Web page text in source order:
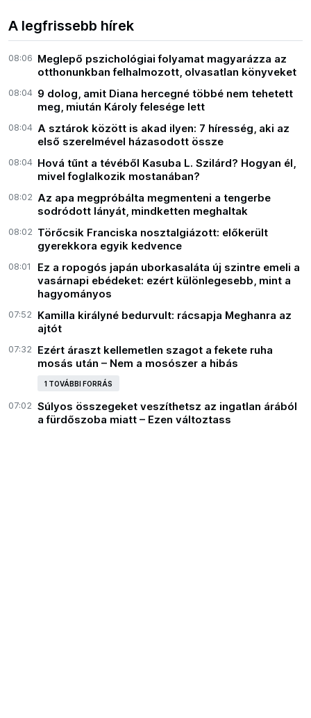
A legfrissebb hírek
08:06 Meglepő pszichológiai folyamat magyarázza az
otthonunkban felhalmozott, olvasatlan könyveket
08:04 9 dolog, amit Diana hercegné többé nem tehetett
meg, miután Károly felesége lett
08:04 A sztárok között is akad ilyen: 7 híresség, aki az
első szerelmével házasodott össze
08:04 Hová tűnt a tévéből Kasuba L. Szilárd? Hogyan él,
mivel foglalkozik mostanában?
08:02 Az apa megpróbálta megmenteni a tengerbe
sodródott lányát, mindketten meghaltak
08:02 Törőcsik Franciska nosztalgiázott: előkerült
gyerekkora egyik kedvence
08:01
Ez a ropogós japán uborkasaláta új szintre emeli a
vasárnapi ebédeket: ezért különlegesebb, mint a
hagyományos
07:52
Kamilla királyné bedurvult: rácsapja Meghanra az
ajtót
07:32
Ezért áraszt kellemetlen szagot a fekete ruha
mosás után – Nem a mosószer a hibás
1 TOVÁBBI FORRÁS
07:02 Súlyos összegeket veszíthetsz az ingatlan árából
a fürdőszoba miatt – Ezen változtass